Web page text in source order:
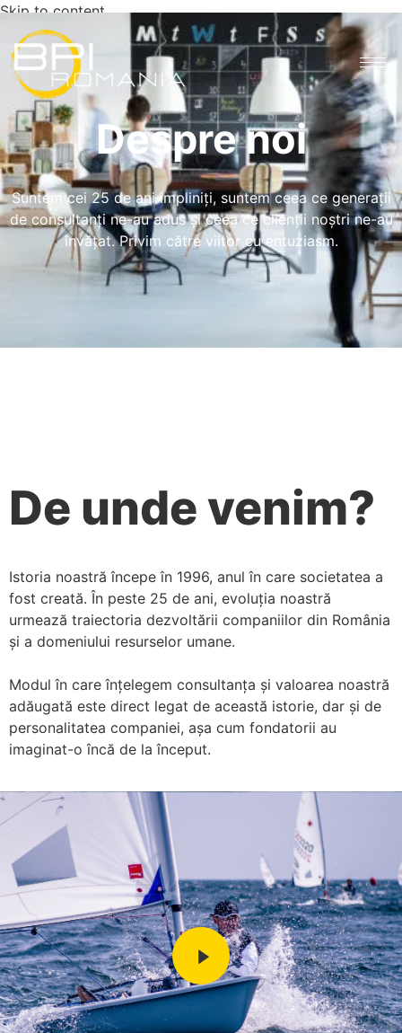
Skip to content
Despre noi
Suntem cei 25 de ani împliniți, suntem ceea ce generații
de consultanți ne-au adus și ceea ce clienții noștri ne-au
învățat. Privim către viitor cu entuziasm.
De unde venim?
Istoria noastră începe în 1996, anul în care societatea a
fost creată. În peste 25 de ani, evoluția noastră
urmează traiectoria dezvoltării companiilor din România
și a domeniului resurselor umane.
Modul în care înțelegem consultanța și valoarea noastră
adăugată este direct legat de această istorie, dar și de
personalitatea companiei, așa cum fondatorii au
imaginat-o încă de la început.